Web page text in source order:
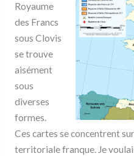
Royaume
des Francs
sous Clovis
se trouve
aisément
sous
diverses
formes.
Ces cartes se concentrent
territoriale franque. Je